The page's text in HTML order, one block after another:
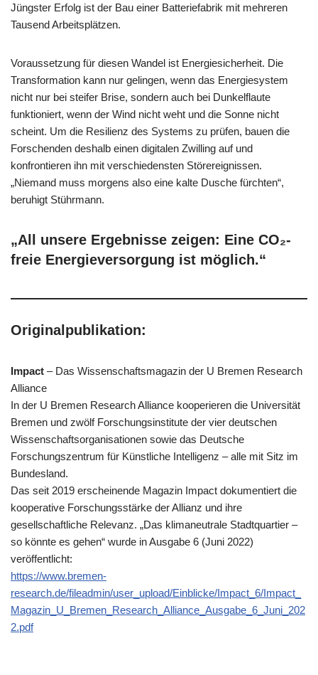
Jüngster Erfolg ist der Bau einer Batteriefabrik mit mehreren
Tausend Arbeitsplätzen.
Voraussetzung für diesen Wandel ist Energiesicherheit. Die
Transformation kann nur gelingen, wenn das Energiesystem
nicht nur bei steifer Brise, sondern auch bei Dunkelflaute
funktioniert, wenn der Wind nicht weht und die Sonne nicht
scheint. Um die Resilienz des Systems zu prüfen, bauen die
Forschenden deshalb einen digitalen Zwilling auf und
konfrontieren ihn mit verschiedensten Störereignissen.
„Niemand muss morgens also eine kalte Dusche fürchten“,
beruhigt Stührmann.
„All unsere Ergebnisse zeigen: Eine CO₂-
freie Energieversorgung ist möglich.“
Originalpublikation:
Impact – Das Wissenschaftsmagazin der U Bremen Research
Alliance
In der U Bremen Research Alliance kooperieren die Universität
Bremen und zwölf Forschungsinstitute der vier deutschen
Wissenschaftsorganisationen sowie das Deutsche
Forschungszentrum für Künstliche Intelligenz – alle mit Sitz im
Bundesland.
Das seit 2019 erscheinende Magazin Impact dokumentiert die
kooperative Forschungsstärke der Allianz und ihre
gesellschaftliche Relevanz. „Das klimaneutrale Stadtquartier –
so könnte es gehen“ wurde in Ausgabe 6 (Juni 2022)
veröffentlicht:
https://www.bremen-
research.de/fileadmin/user_upload/Einblicke/Impact_6/Impact_
Magazin_U_Bremen_Research_Alliance_Ausgabe_6_Juni_202
2.pdf